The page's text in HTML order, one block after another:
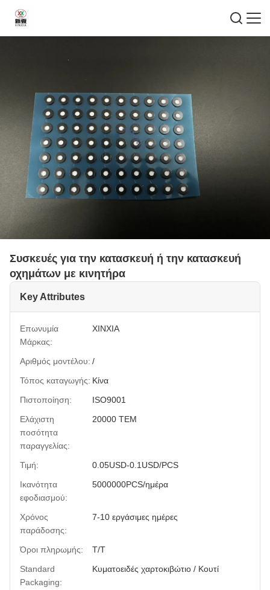
Συσκευές για την κατασκευή ή την κατασκευή
οχημάτων με κινητήρα
Key Attributes
Επωνυμία
Μάρκας:
XINXIA
Αριθμός μοντέλου: /
Τόπος καταγωγής: Κίνα
Πιστοποίηση:
ISO9001
Ελάχιστη
ποσότητα
παραγγελίας:
20000 ΤΕΜ
Τιμή:
0.05USD-0.1USD/PCS
Ικανότητα
εφοδιασμού:
5000000PCS/ημέρα
Χρόνος
παράδοσης:
7-10 εργάσιμες ημέρες
Όροι πληρωμής:
T/T
Standard
Packaging:
Κυματοειδές χαρτοκιβώτιο / Κουτί